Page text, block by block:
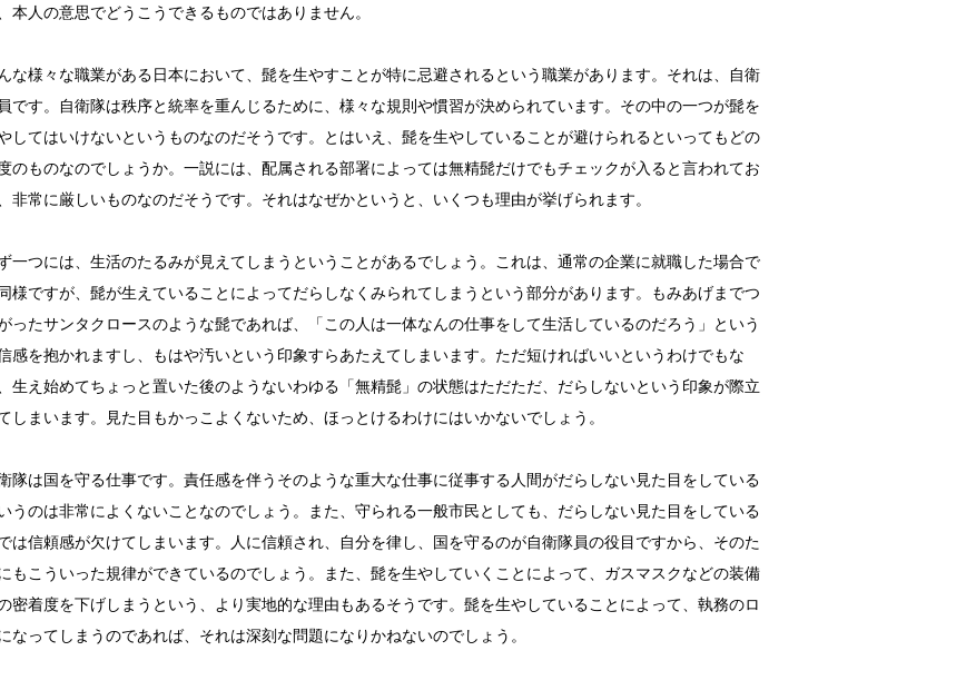
本人の意思でどうこうできるものではありません。
な様々な職業がある日本において、髭を生やすことが特に忌避されるという職業があります。それは、自衛
です。自衛隊は秩序と統率を重んじるために、様々な規則や慣習が決められています。その中の一つが髭を
してはいけないというものなのだそうです。とはいえ、髭を生やしていることが避けられるといってもどの
のものなのでしょうか。一説には、配属される部署によっては無精髭だけでもチェックが入ると言われてお
非常に厳しいものなのだそうです。それはなぜかというと、いくつも理由が挙げられます。
一つには、生活のたるみが見えてしまうということがあるでしょう。これは、通常の企業に就職した場合で
様ですが、髭が生えていることによってだらしなくみられてしまうという部分があります。もみあげまでつ
ったサンタクロースのような髭であれば、「この人は一体なんの仕事をして生活しているのだろう」という
感を抱かれますし、もはや汚いという印象すらあたえてしまいます。ただ短ければいいというわけでもな
生え始めてちょっと置いた後のようないわゆる「無精髭」の状態はただただ、だらしないという印象が際立
しまいます。見た目もかっこよくないため、ほっとけるわけにはいかないでしょう。
隊は国を守る仕事です。責任感を伴うそのような重大な仕事に従事する人間がだらしない見た目をしている
うのは非常によくないことなのでしょう。また、守られる一般市民としても、だらしない見た目をしている
は信頼感が欠けてしまいます。人に信頼され、自分を律し、国を守るのが自衛隊員の役目ですから、そのた
もこういった規律ができているのでしょう。また、髭を生やしていくことによって、ガスマスクなどの装備
密着度を下げしまうという、より実地的な理由もあるそうです。髭を生やしていることによって、執務のロ
なってしまうのであれば、それは深刻な問題になりかねないのでしょう。